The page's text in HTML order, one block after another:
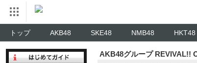
トップ AKB48 SKE48 NMB48 HKT48
AKB48グループ REVIVAL!!